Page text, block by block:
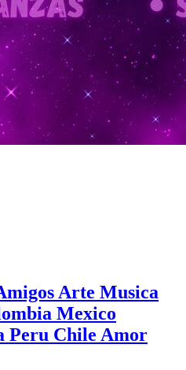
Arte Musica
Mexico
Peru Chile Amor